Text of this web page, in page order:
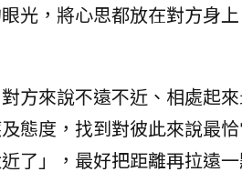
光，將心思都放在對方身
方來說不遠不近、相處起
態度，找到對彼此來說最
了」，最好把距離再拉遠一